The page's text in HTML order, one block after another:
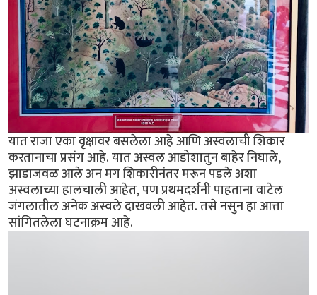
यात राजा एका वृक्षावर बसलेला आहे आणि अस्वलाची शिकार
करतानाचा प्रसंग आहे. यात अस्वल आडोशातुन बाहेर निघाले,
झाडाजवळ आले अन मग शिकारीनंतर मरून पडले अशा
अस्वलाच्या हालचाली आहेत, पण प्रथमदर्शनी पाहताना वाटेल
जंगलातील अनेक अस्वले दाखवली आहेत. तसे नसुन हा आत्ता
सांगितलेला घटनाक्रम आहे.